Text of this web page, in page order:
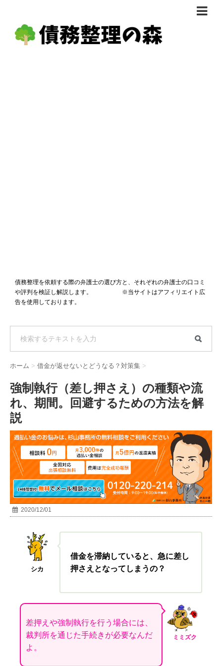
債務整理体験談
債務整理を依頼する際の弁護士の選び方と、それぞれの弁護士の口コミ
や評判を検証し解説します。 ※当サイトはアフィリエイト広
告を使用しております。
ホーム > 借金が返せないとどうなる？対策集 >
強制執行（差し押さえ）の種類や流
れ、期間。回避するための方法を解
説
2020/12/01
シカ
借金を滞納していると、急に差し
押さえとなってしまうの？
ミミズク
差押えや強制執行を行う場合には、
裁判所を通じた手続きが必要なんだ
よ。